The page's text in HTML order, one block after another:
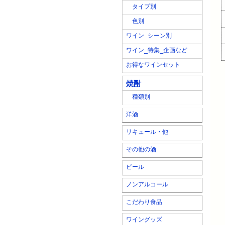
タイプ別
色別
ワイン シーン別
ワイン_特集_企画など
お得なワインセット
焼酎
種類別
洋酒
リキュール・他
その他の酒
ビール
ノンアルコール
こだわり食品
ワイングッズ